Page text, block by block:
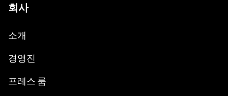
회사
소개
경영진
프레스 룸